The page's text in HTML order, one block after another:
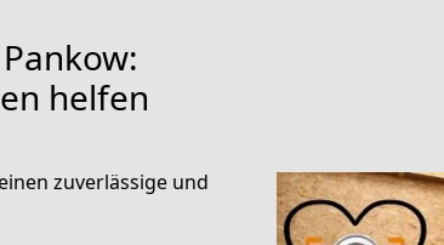
helfen
zuverlässige und